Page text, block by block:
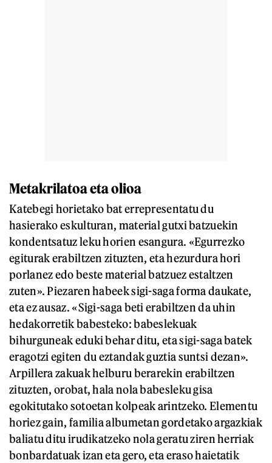
Metakrilatoa eta olioa
Katebegi horietako bat errepresentatu du
hasierako eskulturan, material gutxi batzuekin
kondentsatuz leku horien esangura. «Egurrezko
egiturak erabiltzen zituzten, eta hezurdura hori
porlanez edo beste material batzuez estaltzen
zuten». Piezaren habeek sigi-saga forma daukate,
eta ez ausaz. «Sigi-saga beti erabiltzen da uhin
hedakorretik babesteko: babeslekuak
bihurguneak eduki behar ditu, eta sigi-saga batek
eragotzi egiten du eztandak guztia suntsi dezan».
Arpillera zakuak helburu berarekin erabiltzen
zituzten, orobat, hala nola babesleku gisa
egokitutako sotoetan kolpeak arintzeko. Elementu
horiez gain, familia albumetan gordetako argazkiak
baliatu ditu irudikatzeko nola geratu ziren herriak
bonbardatuak izan eta gero, eta eraso haietatik